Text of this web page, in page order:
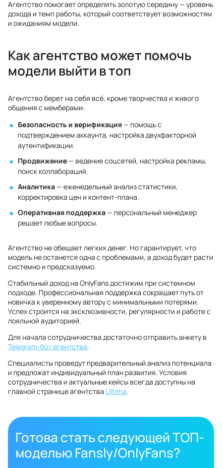
Агентство помогает определить золотую середину — уровень
дохода и темп работы, который соответствует возможностям
и ожиданиям модели.
Как агентство может помочь
модели выйти в топ
Агентство берет на себя всё, кроме творчества и живого
общения с мемберами:
Безопасность и верификация— помощь с
подтверждением аккаунта, настройка двухфакторной
аутентификации.
Продвижение— ведение соцсетей, настройка рекламы,
поиск коллабораций.
Аналитика— еженедельный анализ статистики,
корректировка цен и контент-плана.
Оперативная поддержка— персональный менеджер
решает любые вопросы.
Агентство не обещает легких денег. Но гарантирует, что
модель не останется одна с проблемами, а доход будет расти
системно и предсказуемо.
Стабильный доход на OnlyFans достижим при системном
подходе. Профессиональная поддержка сокращает путь от
новичка к уверенному автору с минимальными потерями.
Успех строится на эксклюзивности, регулярности и работе с
лояльной аудиторией.
Для начала сотрудничества достаточно отправить анкету в
Telegram-бот агентства.
Специалисты проведут предварительный анализ потенциала
и предложат индивидуальный план развития. Условия
сотрудничества и актуальные кейсы всегда доступны на
главной странице агентства Ultima.
Готова стать следующей ТОП-
моделью Fansly/OnlyFans?